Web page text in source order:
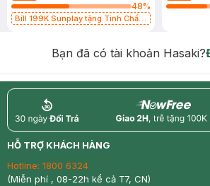
48%
Bill 199K Sunplay tặng Tinh Chất
Bạn đã có tài khoản Hasaki?
return nowfree
HỖ TRỢ KHÁCH HÀNG
Hotline: 1800 6324
(Miễn phí , 08-22h kể cả T7, CN)